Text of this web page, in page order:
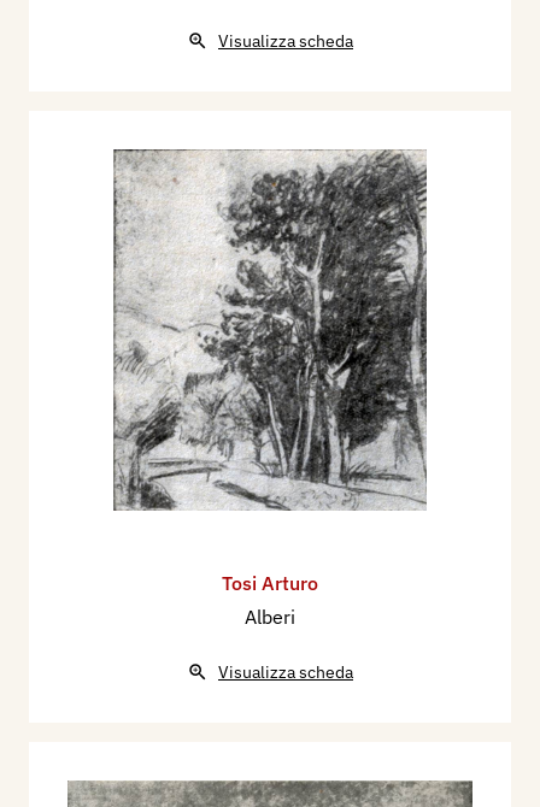
Visualizza scheda
Tosi Arturo
Alberi
Visualizza scheda